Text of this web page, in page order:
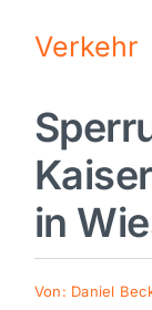
Nachrichten
Politik
Wirtschaft
Verkehr
in
Von: Daniel